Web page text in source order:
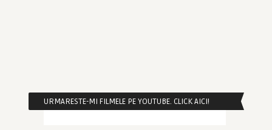
URMARESTE-MI FILMELE PE YOUTUBE. CLICK AICI!